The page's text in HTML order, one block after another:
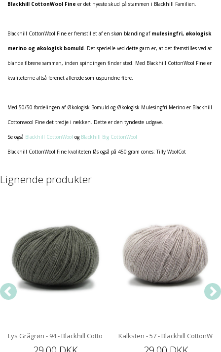
Blackhill CottonWool Fine er det nyeste skud på stammen i Blackhill Familien.
Blackhill CottonWool Fine er fremstillet af en skøn blanding af mulesingfri, økologisk
merino og økologisk bomuld. Det specielle ved dette garn er, at det fremstilles ved at
blande fibrene sammen, inden spindingen finder sted. Med Blackhill CottonWool Fine er
kvaliteterne altså forenet allerede som uspundne fibre.
Med 50/50 fordelingen af Økologisk Bomuld og Økologisk Mulesingfri Merino er Blackhill
Cottonwool Fine det tredje i rækken. Dette er den tyndeste udgave.
Se også Blackhill CottonWool og Blackhill Big CottonWool
Blackhill CottonWool Fine kvaliteten fås også på 450 gram cones: Tilly WoolCot
Lignende produkter
Fine
Lys Grågrøn - 94 - Blackhill CottonWool FineKalksten - 57 - Blackhill